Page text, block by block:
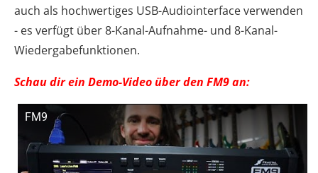
auch als hochwertiges USB-Audiointerface verwenden
- es verfügt über 8-Kanal-Aufnahme- und 8-Kanal-
Wiedergabefunktionen.
Schau dir ein Demo-Video über den FM9 an:
FM9